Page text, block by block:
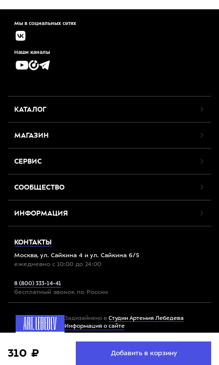
Мы в социальных сетях
Наши каналы
КАТАЛОГ
МАГАЗИН
СЕРВИС
СООБЩЕСТВО
ИНФОРМАЦИЯ
КОНТАКТЫ
Москва, ул. Сайкина 4 и ул. Сайкина 6/5
ежедневно с 10:00 до 24:00
8 (800) 333-14-41
бесплатный звонок по России
Задизайнено в Студии Артемия Лебедева
Информация о сайте
Все права защищены. 2012-2026 © Спорт-Марафон
сайтом, вы соглашаетесь с
условиями использования
Принять
310 ₽ Добавить в корзину